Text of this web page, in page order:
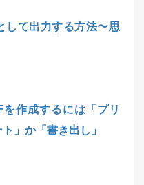
して出力する方法〜思
作成するには「プリ
」か「書き出し」